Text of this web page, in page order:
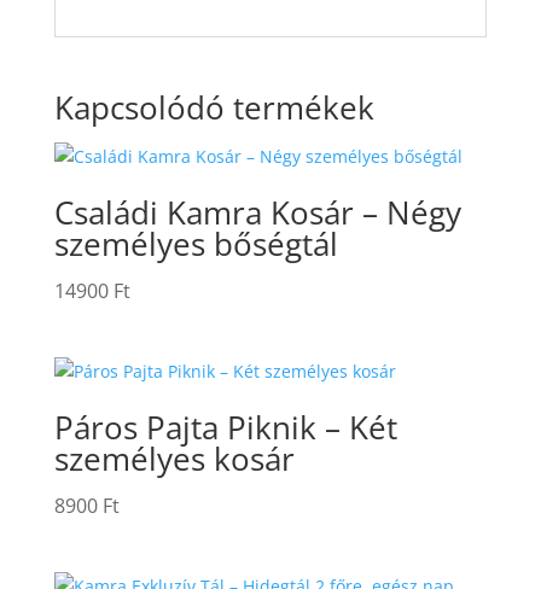
Kapcsolódó termékek
Családi Kamra Kosár – Négy
személyes bőségtál
14900 Ft
Páros Pajta Piknik – Két
személyes kosár
8900 Ft